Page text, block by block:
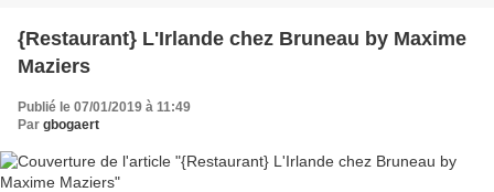
{Restaurant} L'Irlande chez Bruneau by Maxime
Maziers
Publié le 07/01/2019 à 11:49
Par gbogaert